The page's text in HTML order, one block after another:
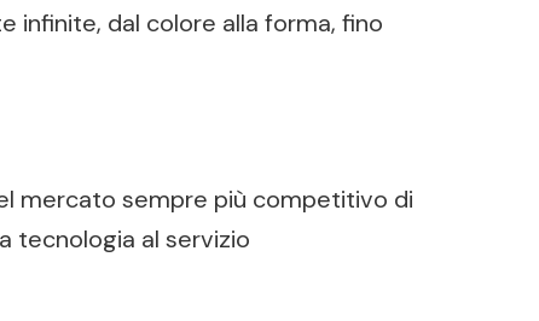
infinite, dal colore alla forma, fino
mercato sempre più competitivo di
tecnologia al servizio